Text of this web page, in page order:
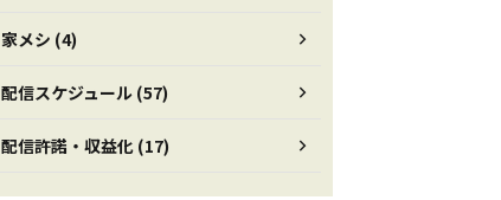
家メシ (4)
配信スケジュール (57)
配信許諾・収益化 (17)